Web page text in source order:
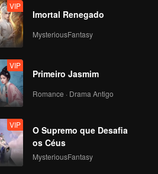
VIP
Imortal Renegado
MysteriousFantasy
VIP
Primeiro Jasmim
Romance · Drama Antigo
VIP
O Supremo que Desafia
os Céus
MysteriousFantasy